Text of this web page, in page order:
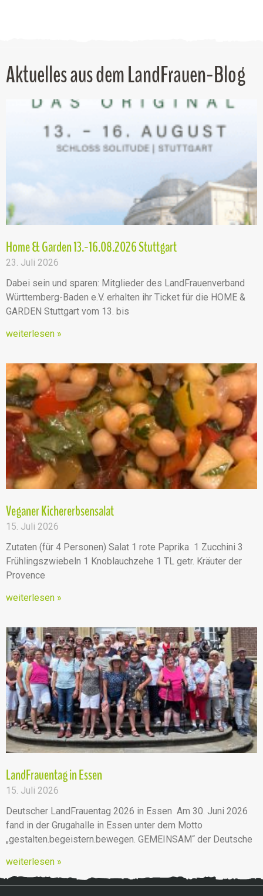
Aktuelles aus dem LandFrauen-Blog
Home & Garden 13.-16.08.2026 Stuttgart
23. Juli 2026
Dabei sein und sparen: Mitglieder des LandFrauenverband
Württemberg-Baden e.V. erhalten ihr Ticket für die HOME &
GARDEN Stuttgart vom 13. bis
weiterlesen »
Veganer Kichererbsensalat
15. Juli 2026
Zutaten (für 4 Personen) Salat 1 rote Paprika 1 Zucchini 3
Frühlingszwiebeln 1 Knoblauchzehe 1 TL getr. Kräuter der
Provence
weiterlesen »
LandFrauentag in Essen
15. Juli 2026
Deutscher LandFrauentag 2026 in Essen Am 30. Juni 2026
fand in der Grugahalle in Essen unter dem Motto
„gestalten.begeistern.bewegen. GEMEINSAM“ der Deutsche
weiterlesen »